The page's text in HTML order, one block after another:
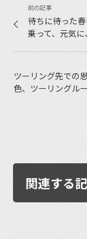
待ちに待った
乗って、元気
ツーリング先での
色、ツーリングル
関連する